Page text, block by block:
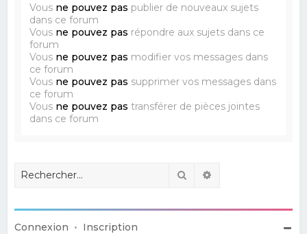
Vous ne pouvez pas publier de nouveaux sujets
dans ce forum
Vous ne pouvez pas répondre aux sujets dans ce
forum
Vous ne pouvez pas modifier vos messages dans
ce forum
Vous ne pouvez pas supprimer vos messages dans
ce forum
Vous ne pouvez pas transférer de pièces jointes
dans ce forum
Rechercher
Connexion • Inscription